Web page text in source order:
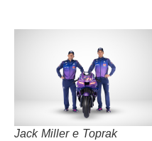
Jack Miller e Toprak